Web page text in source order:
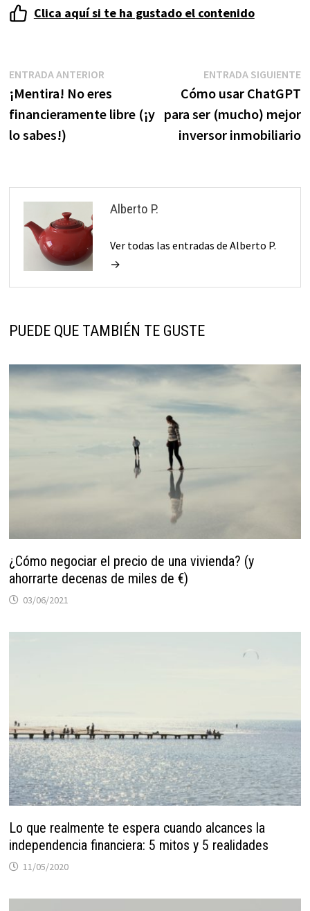
Clica aquí si te ha gustado el contenido
Navegación
de
entradas
ENTRADA ANTERIOREntrada
anterior:
¡Mentira! No eres
financieramente libre (¡y
lo sabes!)
ENTRADA SIGUIENTE
Cómo usar ChatGPT
para ser (mucho) mejor
inversor inmobiliario
Alberto P.
Ver todas las entradas de Alberto P.
→
PUEDE QUE TAMBIÉN TE GUSTE
¿Cómo negociar el precio de una vivienda? (y
ahorrarte decenas de miles de €)
03/06/2021
Lo que realmente te espera cuando alcances la
independencia financiera: 5 mitos y 5 realidades
11/05/2020